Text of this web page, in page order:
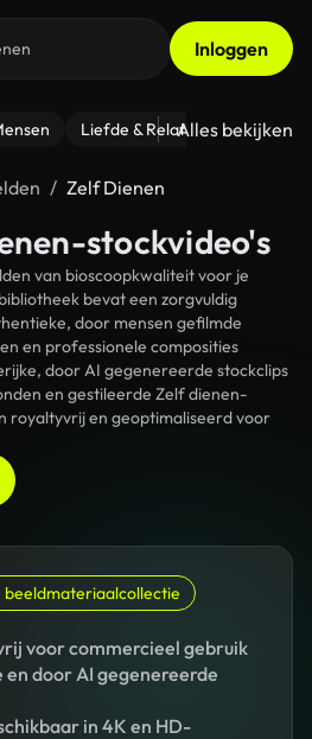
Inloggen
Liefde & Relaties - Fitness
Alles bekijken
Zelf Dienen
stockvideo's
van bioscoopkwaliteit voor je
bevat een zorgvuldig
door mensen gefilmde
en professionele composities
door AI gegenereerde stockclips
en gestileerde Zelf dienen-
royaltyvrij en geoptimaliseerd voor
beeldmateriaalcollectie
voor commercieel gebruik
door AI gegenereerde
in 4K en HD-